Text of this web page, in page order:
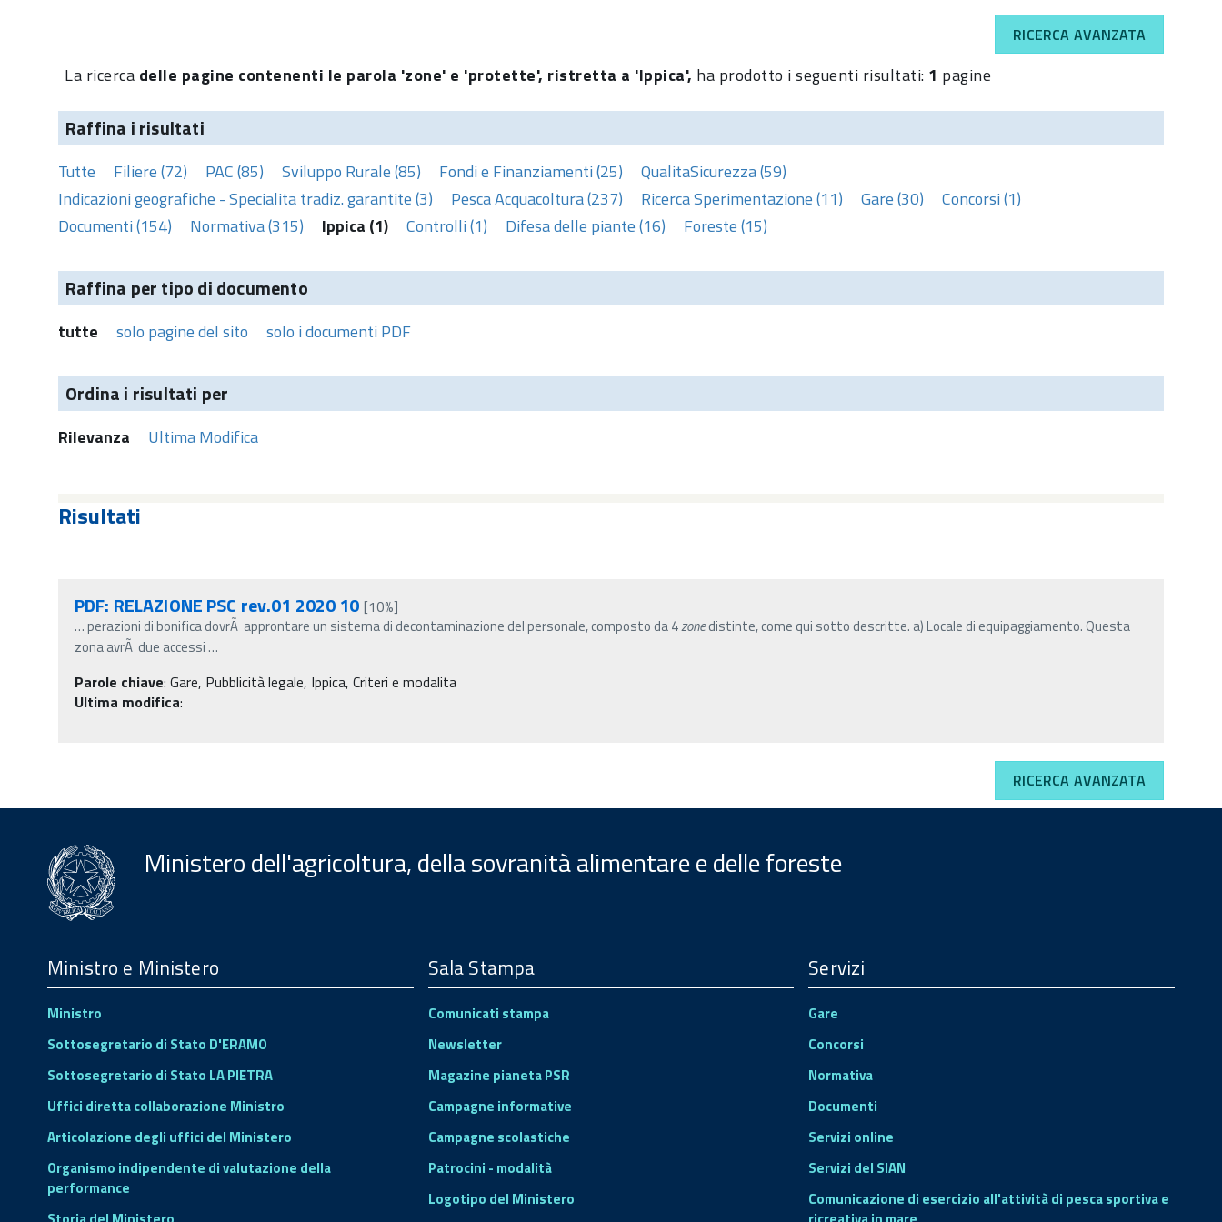
RICERCA AVANZATA
La ricerca delle pagine contenenti le parola 'zone' e 'protette', ristretta a 'Ippica', ha prodotto i seguenti risultati: 1 pagine
Raffina i risultati
Tutte Filiere (72) PAC (85) Sviluppo Rurale (85) Fondi e Finanziamenti (25)
QualitaSicurezza (59)
Indicazioni geografiche - Specialita tradiz. garantite (3)
Pesca Acquacoltura (237) Ricerca Sperimentazione (11) Gare (30)
Concorsi (1)
Documenti (154)
Normativa (315) Ippica (1) Controlli (1) Difesa delle piante (16) Foreste (15)
Raffina per tipo di documento
tutte solo pagine del sito solo i documenti PDF
Ordina i risultati per
Rilevanza Ultima Modifica
Risultati
PDF: RELAZIONE PSC rev.01 2020 10 [10%]
…perazioni di bonifica dovrÃ approntare un sistema di decontaminazione del personale, composto da 4zonedistinte, come qui sotto descritte. a) Locale di equipaggiamento. Questa
zona avrÃ due accessi…
Parole chiave: Gare, Pubblicità legale, Ippica, Criteri e modalita
Ultima modifica:
RICERCA AVANZATA
Ministero dell'agricoltura, della sovranità alimentare e delle foreste
Menu
Footer
Ministro e Ministero
Ministro
Sottosegretario di Stato D'ERAMO
Sottosegretario di Stato LA PIETRA
Uffici diretta collaborazione Ministro
Articolazione degli uffici del Ministero
Organismo indipendente di valutazione della
performance
Sala Stampa
Comunicati stampa
Newsletter
Magazine pianeta PSR
Campagne informative
Campagne scolastiche
Patrocini - modalità
Logotipo del Ministero
Servizi
Gare
Concorsi
Normativa
Documenti
Servizi online
Servizi del SIAN
Comunicazione di esercizio all'attività di pesca sportiva e